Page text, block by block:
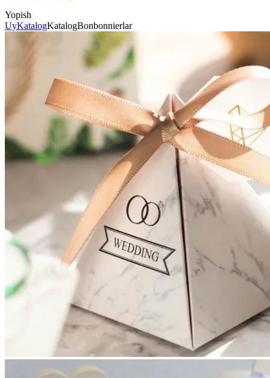
Yopish
UyKatalogKatalogBonbonnierlar